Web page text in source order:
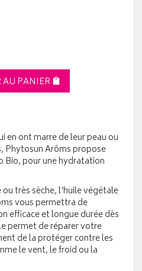
AU PANIER
en ont marre de leur peau ou
Phytosun Arôms propose
Bio, pour une hydratation
ou très sèche, l'huile végétale
vous permettra de
efficace et longue durée dès
permet de réparer votre
de la protéger contre les
le vent, le froid ou la